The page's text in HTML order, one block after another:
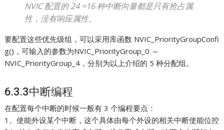
NVIC 配置的 24 =16 种中断向量都是只有抢占属
性，没有响应属性。
要配置这些优先级组，可以采用库函数 NVIC_PriorityGroupConfi
g()，可输入的参数为NVIC_PriorityGroup_0 ～
NVIC_PriorityGroup_4，分别为以上介绍的 5 种分配组。
6.3.3中断编程
在配置每个中断的时候一般有 3 个编程要点：
1、使能外设某个中断，这个具体由每个外设的相关中断使能位控